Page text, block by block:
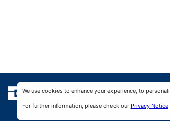
We use cookies to enhance your experience, to
For further information, please check our Privacy Notice